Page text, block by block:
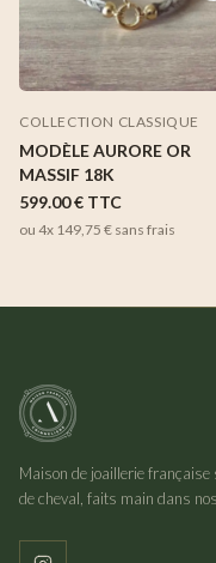
COLLECTION CLASSIQUE
MODÈLE AURORE OR
MASSIF 18K
599.00 € TTC
ou 4x 149,75 € sans frais
Maison de joaillerie française
de cheval, faits main dans